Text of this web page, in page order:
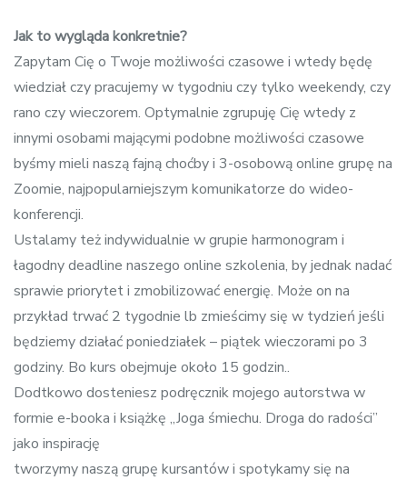
Jak to wygląda konkretnie?
Zapytam Cię o Twoje możliwości czasowe i wtedy będę
wiedział czy pracujemy w tygodniu czy tylko weekendy, czy
rano czy wieczorem. Optymalnie zgrupuję Cię wtedy z
innymi osobami mającymi podobne możliwości czasowe
byśmy mieli naszą fajną choćby i 3-osobową online grupę na
Zoomie, najpopularniejszym komunikatorze do wideo-
konferencji.
Ustalamy też indywidualnie w grupie harmonogram i
łagodny deadline naszego online szkolenia, by jednak nadać
sprawie priorytet i zmobilizować energię. Może on na
przykład trwać 2 tygodnie lb zmieścimy się w tydzień jeśli
będziemy działać poniedziałek – piątek wieczorami po 3
godziny. Bo kurs obejmuje około 15 godzin..
Dodtkowo dosteniesz podręcznik mojego autorstwa w
formie e-booka i książkę „Joga śmiechu. Droga do radości”
jako inspirację
tworzymy naszą grupę kursantów i spotykamy się na